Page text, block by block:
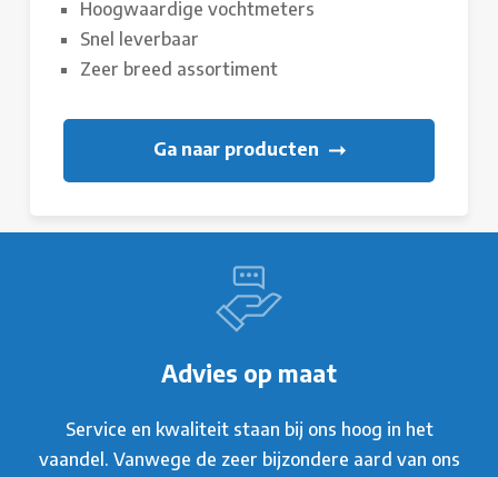
Hoogwaardige vochtmeters
Snel leverbaar
Zeer breed assortiment
Ga naar producten
Advies op maat
Service en kwaliteit staan bij ons hoog in het
vaandel. Vanwege de zeer bijzondere aard van ons